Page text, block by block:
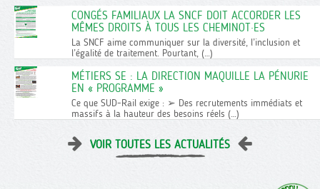
CONGÉS FAMILIAUX LA SNCF DOIT ACCORDER LES
MÊMES DROITS À TOUS LES CHEMINOT·ES
La SNCF aime communiquer sur la diversité, l’inclusion et
l’égalité de traitement. Pourtant, (…)
MÉTIERS SE : LA DIRECTION MAQUILLE LA PÉNURIE
EN « PROGRAMME »
Ce que SUD-Rail exige : ➢ Des recrutements immédiats et
massifs à la hauteur des besoins réels (…)
VOIR TOUTES LES ACTUALITÉS